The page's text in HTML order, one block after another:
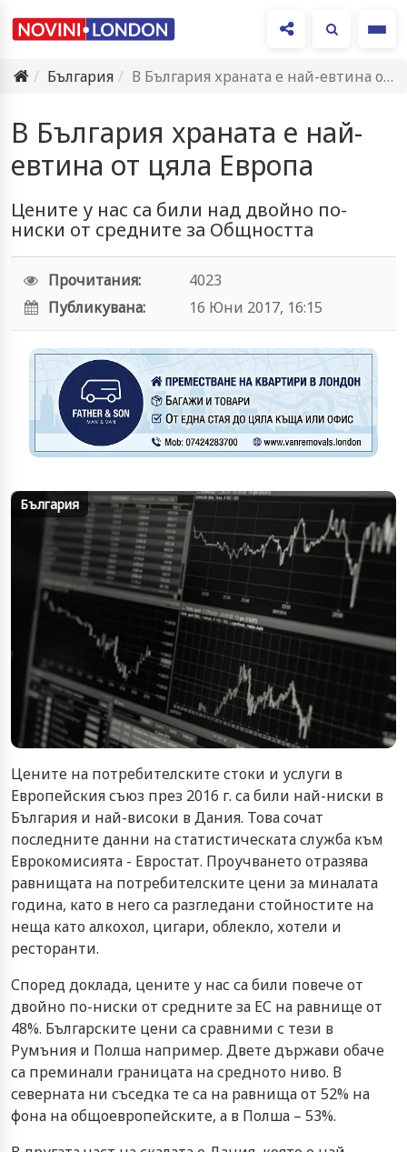
България
В България храната е най-евтина от цяла Европа
В България храната е най-
евтина от цяла Европа
Цените у нас са били над двойно по-
ниски от средните за Общността
Прочитания:
4023
Публикувана:
16 Юни 2017, 16:15
България
Цените на потребителските стоки и услуги в
Европейския съюз през 2016 г. са били най-ниски в
България и най-високи в Дания. Това сочат
последните данни на статистическата служба към
Еврокомисията - Евростат. Проучването отразява
равнищата на потребителските цени за миналата
година, като в него са разгледани стойностите на
неща като алкохол, цигари, облекло, хотели и
ресторанти.
Според доклада, цените у нас са били повече от
двойно по-ниски от средните за ЕС на равнище от
48%. Българските цени са сравними с тези в
Румъния и Полша например. Двете държави обаче
са преминали границата на средното ниво. В
северната ни съседка те са на равнища от 52% на
фона на общоевропейските, а в Полша – 53%.